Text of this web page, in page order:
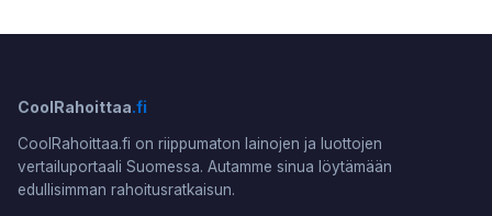
CoolRahoittaa.fi
CoolRahoittaa.fi on riippumaton lainojen ja luottojen
vertailuportaali Suomessa. Autamme sinua löytämään
edullisimman rahoitusratkaisun.